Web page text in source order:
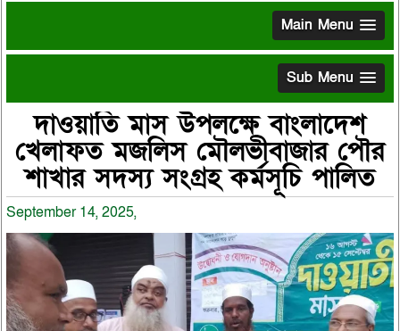
Main Menu
Sub Menu
দাওয়াতি মাস উপলক্ষে বাংলাদেশ
খেলাফত মজলিস মৌলভীবাজার পৌর
শাখার সদস্য সংগ্রহ কর্মসূচি পালিত
September 14, 2025,